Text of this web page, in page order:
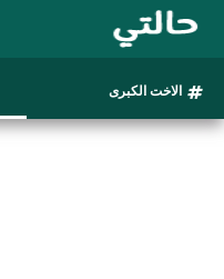
الاخت الكبرى